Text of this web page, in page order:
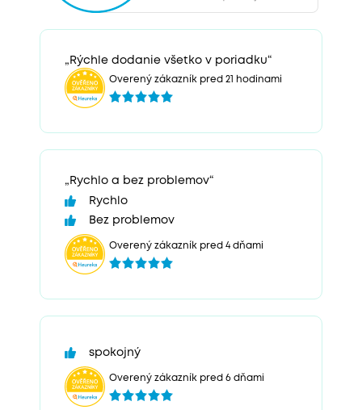
„Rýchle dodanie všetko v poriadku“
Overený zákazník pred 21 hodinami
„Rychlo a bez problemov“
Rychlo
Bez problemov
Overený zákazník pred 4 dňami
spokojný
Overený zákazník pred 6 dňami